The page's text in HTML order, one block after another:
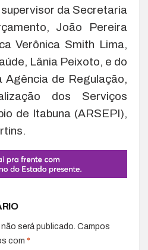
da Secretaria
João Pereira
Verônica Smith Lima,
Lânia Peixoto, e do
Agência de Regulação,
dos Serviços
de Itabuna (ARSEPI),
será publicado. Campos
com *